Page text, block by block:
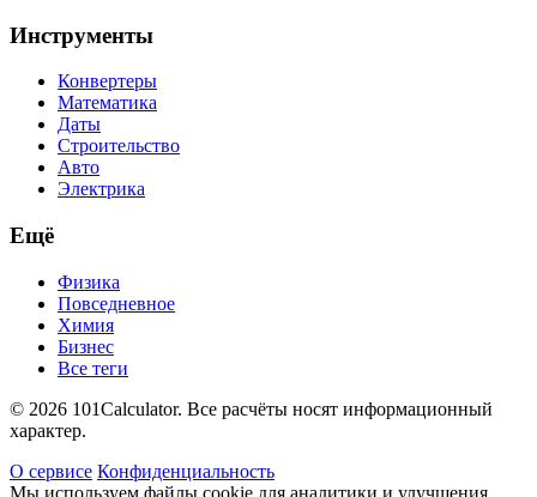
Инструменты
Конвертеры
Математика
Даты
Строительство
Авто
Электрика
Ещё
Физика
Повседневное
Химия
Бизнес
Все теги
© 2026 101Calculator. Все расчёты носят информационный
характер.
О сервисе Конфиденциальность
Мы используем файлы cookie для аналитики и улучшения